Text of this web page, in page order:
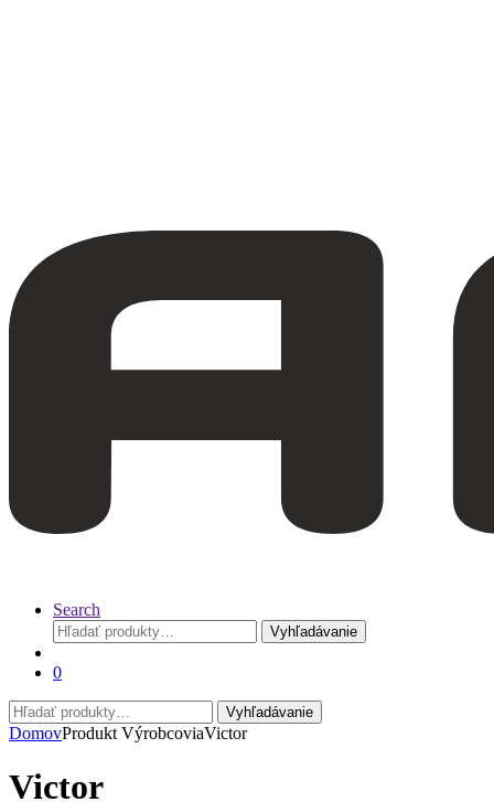
Search
Hľadať:
Vyhľadávanie
0
Hľadať:
Vyhľadávanie
DomovProdukt VýrobcoviaVictor
Victor